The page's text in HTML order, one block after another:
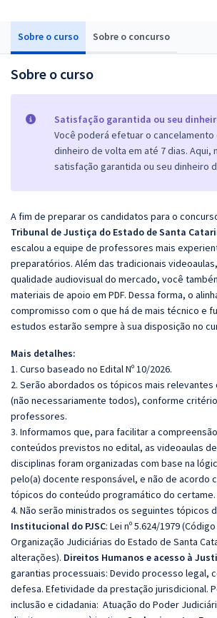
Sobre o curso Sobre o concurso
Sobre o curso
Satisfação garantida ou seu
Você poderá efetuar o
dinheiro de volta em até 7 dias. Aqui,
satisfação garantida ou seu dinheiro
A fim de preparar os candidatos para o
Tribunal de Justiça do Estado de Santa
escalou a equipe de professores mais
preparatórios. Além das tradicionais
qualidade audiovisual do mercado, você
materiais de apoio em PDF. Dessa forma, o
compromisso com o que há de mais técnico e
estudos estarão sempre à sua disposição no
Mais detalhes:
1. Curso baseado no Edital Nº 10/2026.
2. Serão abordados os tópicos mais relevantes
(não necessariamente todos), conforme
professores.
3. Informamos que, para facilitar a
conteúdos previstos no edital, as videoaulas
disciplinas foram organizadas com base na
pelo(a) docente responsável, e não de acordo
tópicos do conteúdo programático do certame.
4. Não serão ministrados os seguintes tópicos
Institucional do PJSC: Lei nº 5.624/1979
Organização Judiciárias do Estado de Santa
alterações). Direitos Humanos e acesso à
garantias processuais: Devido processo legal,
defesa. Efetividade da prestação jurisdicional.
inclusão e cidadania: Atuação do Poder